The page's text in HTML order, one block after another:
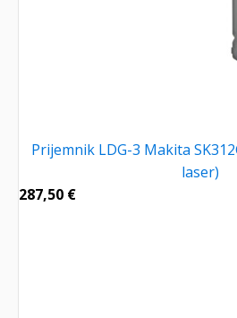
Prijemnik LDG-3 Makita
laser)
287,50 €